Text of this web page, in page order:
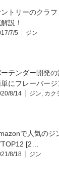
トリーのクラ
説！
7/5 ジン
テンダー開発
にフレーバージ
8/14 ジン, カク
で人気のジ
TOP12 [2…
8/18 ジン